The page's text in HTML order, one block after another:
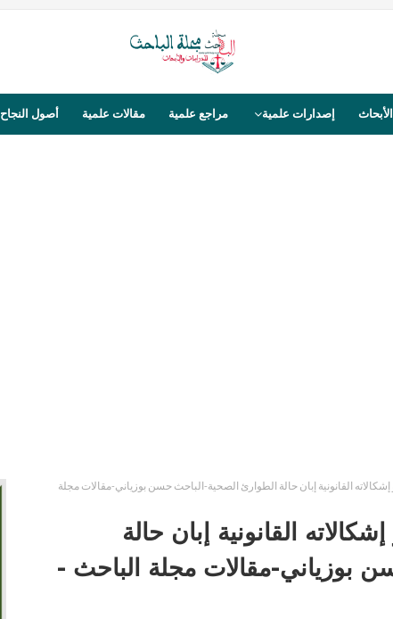
إصدارات علمية مراجع علمية مقالات علمية أصول النجاح
القانونية إبان حالة الطوارئ الصحية-الباحث حسن بوزياني-مقالات مجلة
القانونية إبان حالة
بوزياني-مقالات مجلة الباحث -